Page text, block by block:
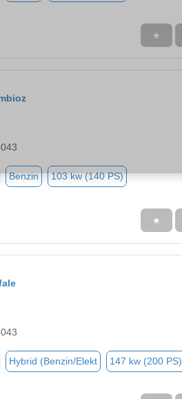
★
Benzin 103 kw (140 PS)
★
Hybrid (Benzin/Elekt 147 kw (200 PS)